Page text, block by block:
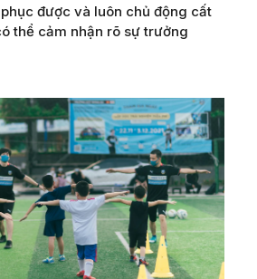
được và luôn chủ động cất
thể cảm nhận rõ sự trưởng